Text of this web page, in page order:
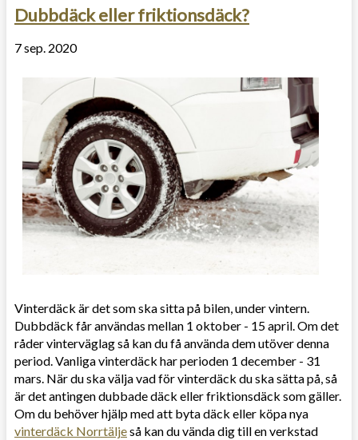
Dubbdäck eller friktionsdäck?
7 sep. 2020
Vinterdäck är det som ska sitta på bilen, under vintern.
Dubbdäck får användas mellan 1 oktober - 15 april. Om det
råder vinterväglag så kan du få använda dem utöver denna
period. Vanliga vinterdäck har perioden 1 december - 31
mars. När du ska välja vad för vinterdäck du ska sätta på, så
är det antingen dubbade däck eller friktionsdäck som gäller.
Om du behöver hjälp med att byta däck eller köpa nya
vinterdäck Norrtäljeså kan du vända dig till en verkstad